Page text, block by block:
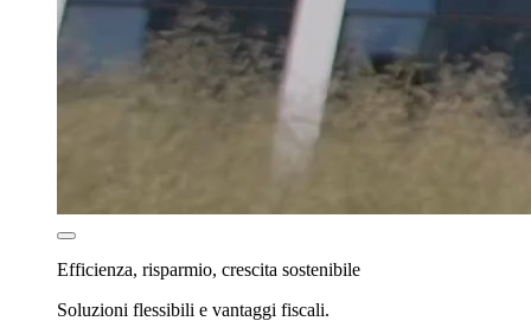
Efficienza, risparmio, crescita sostenibile
Soluzioni flessibili e vantaggi fiscali.